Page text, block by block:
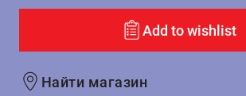
Add to wishlist
Найти магазин